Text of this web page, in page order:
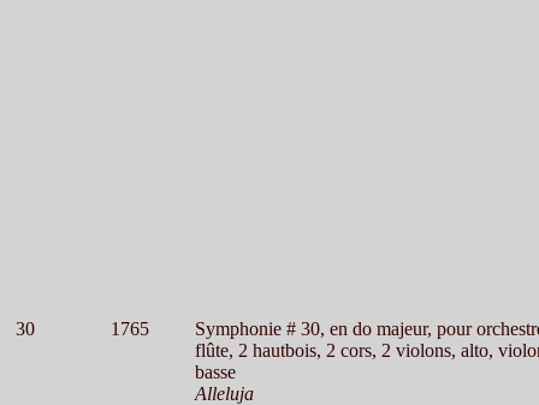
30 1765
Symphonie # 30, en do majeur, pour
flûte, 2 hautbois, 2 cors, 2 violons, alto,
basse
Alleluja